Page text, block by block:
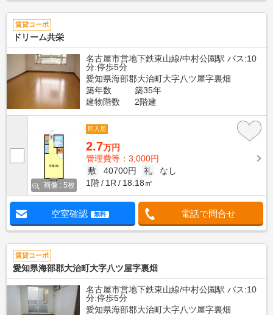
賃貸コーポ
ドリーム共栄
名古屋市営地下鉄東山線/中村公園駅 バス:10
分:停歩5分
愛知県海部郡大治町大字八ツ屋字裏畑
築年数
築35年
建物階数
2階建
画像 : 5枚
即入居
2.7万円
管理費等：3,000円
敷
40700円 礼
なし
1階
1R 18.18㎡
空室確認 無料 電話で問合せ
賃貸コーポ
愛知県海部郡大治町大字八ツ屋字裏畑
名古屋市営地下鉄東山線/中村公園駅 バス:10
分:停歩5分
愛知県海部郡大治町大字八ツ屋字裏畑